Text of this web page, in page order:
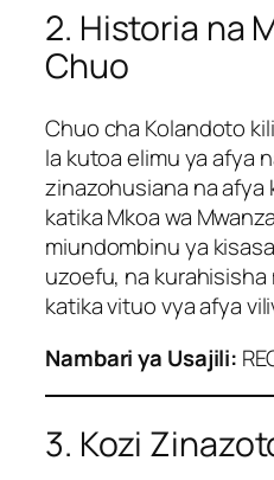
2. Historia na
Chuo
Chuo cha Kolandoto
la kutoa elimu ya afya
zinazohusiana na afya
katika Mkoa wa
miundombinu ya
uzoefu, na
katika vituo vya afya
Nambari ya Usajili:
3. Kozi